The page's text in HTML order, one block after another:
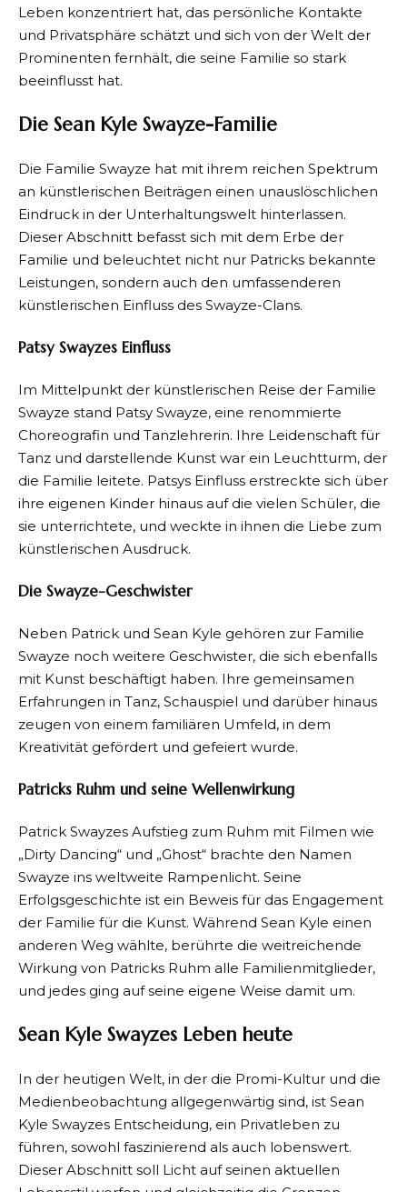
Leben konzentriert hat, das persönliche Kontakte
und Privatsphäre schätzt und sich von der Welt der
Prominenten fernhält, die seine Familie so stark
beeinflusst hat.
Die Sean Kyle Swayze-Familie
Die Familie Swayze hat mit ihrem reichen Spektrum
an künstlerischen Beiträgen einen unauslöschlichen
Eindruck in der Unterhaltungswelt hinterlassen.
Dieser Abschnitt befasst sich mit dem Erbe der
Familie und beleuchtet nicht nur Patricks bekannte
Leistungen, sondern auch den umfassenderen
künstlerischen Einfluss des Swayze-Clans.
Patsy Swayzes Einfluss
Im Mittelpunkt der künstlerischen Reise der Familie
Swayze stand Patsy Swayze, eine renommierte
Choreografin und Tanzlehrerin. Ihre Leidenschaft für
Tanz und darstellende Kunst war ein Leuchtturm, der
die Familie leitete. Patsys Einfluss erstreckte sich über
ihre eigenen Kinder hinaus auf die vielen Schüler, die
sie unterrichtete, und weckte in ihnen die Liebe zum
künstlerischen Ausdruck.
Die Swayze-Geschwister
Neben Patrick und Sean Kyle gehören zur Familie
Swayze noch weitere Geschwister, die sich ebenfalls
mit Kunst beschäftigt haben. Ihre gemeinsamen
Erfahrungen in Tanz, Schauspiel und darüber hinaus
zeugen von einem familiären Umfeld, in dem
Kreativität gefördert und gefeiert wurde.
Patricks Ruhm und seine Wellenwirkung
Patrick Swayzes Aufstieg zum Ruhm mit Filmen wie
„Dirty Dancing“ und „Ghost“ brachte den Namen
Swayze ins weltweite Rampenlicht. Seine
Erfolgsgeschichte ist ein Beweis für das Engagement
der Familie für die Kunst. Während Sean Kyle einen
anderen Weg wählte, berührte die weitreichende
Wirkung von Patricks Ruhm alle Familienmitglieder,
und jedes ging auf seine eigene Weise damit um.
Sean Kyle Swayzes Leben heute
In der heutigen Welt, in der die Promi-Kultur und die
Medienbeobachtung allgegenwärtig sind, ist Sean
Kyle Swayzes Entscheidung, ein Privatleben zu
führen, sowohl faszinierend als auch lobenswert.
Dieser Abschnitt soll Licht auf seinen aktuellen